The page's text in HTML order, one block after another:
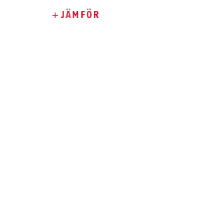
JÄMFÖR